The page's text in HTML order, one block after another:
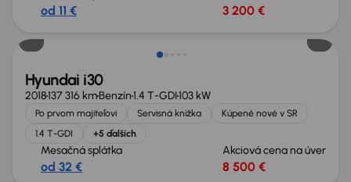
od 11 € 3 200 €
Zlacnené o 500 €
Hyundai i30
2018137 316 kmBenzín1.4 T-GDI103 kW
Po prvom majiteľovi Servisná knižka
Kúpené nové v SR
1.4 T-GDI
+5 ďalších
Mesačná splátka
od 32 €
Akciová cena na úver
8 500 €